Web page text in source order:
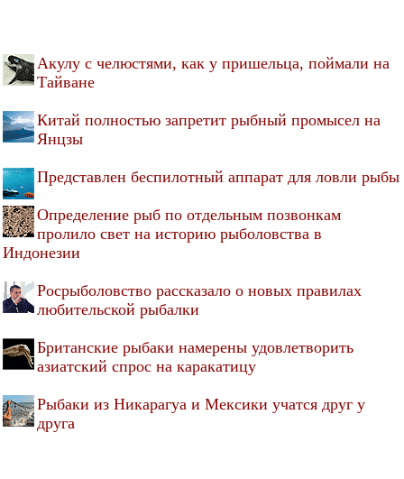
Акулу с челюстями, как у пришельца, поймали на
Тайване
Китай полностью запретит рыбный промысел на
Янцзы
Представлен беспилотный аппарат для ловли рыбы
Определение рыб по отдельным позвонкам
пролило свет на историю рыболовства в
Индонезии
Росрыболовство рассказало о новых правилах
любительской рыбалки
Британские рыбаки намерены удовлетворить
азиатский спрос на каракатицу
Рыбаки из Никарагуа и Мексики учатся друг у
друга